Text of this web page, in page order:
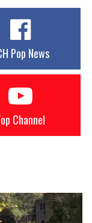
Pop News
Channel